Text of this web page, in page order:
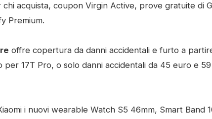
acquista, coupon Virgin Active, prove gratuite di
Premium.
offre copertura da danni accidentali e furto a
17T Pro, o solo danni accidentali da 45 euro e
i nuovi wearable Watch S5 46mm, Smart Band